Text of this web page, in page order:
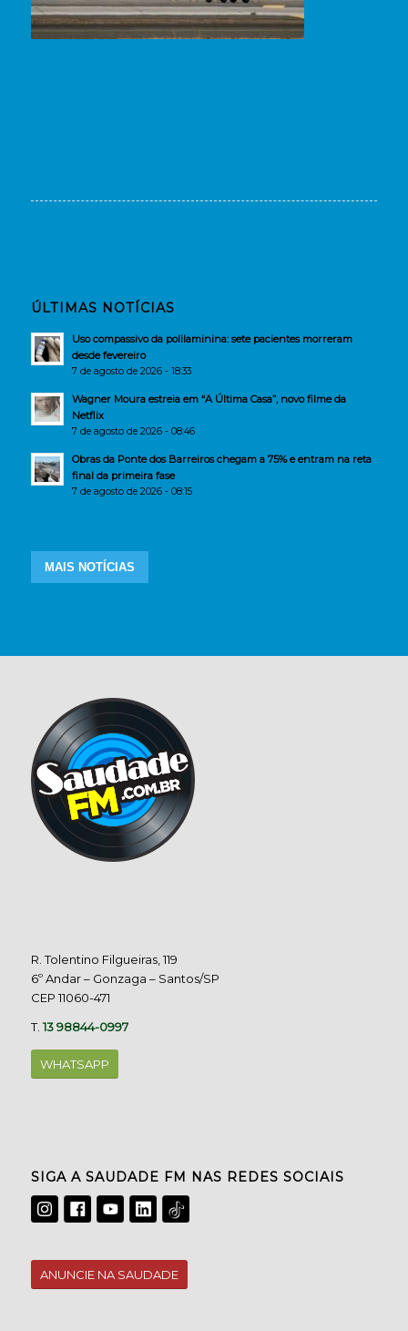
ÚLTIMAS NOTÍCIAS
Uso compassivo da polilaminina: sete pacientes morreram
desde fevereiro
7 de agosto de 2026 - 18:33
Wagner Moura estreia em “A Última Casa”, novo filme da
Netflix
7 de agosto de 2026 - 08:46
Obras da Ponte dos Barreiros chegam a 75% e entram na reta
final da primeira fase
7 de agosto de 2026 - 08:15
MAIS NOTÍCIAS
R. Tolentino Filgueiras, 119
6º Andar – Gonzaga – Santos/SP
CEP 11060-471
T.13 98844-0997
WHATSAPP
SIGA A SAUDADE FM NAS REDES SOCIAIS
ANUNCIE NA SAUDADE